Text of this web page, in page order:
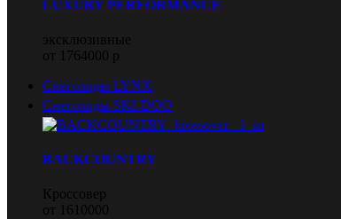
LUXURY PERFORMANCE
эксклюзивные
от 1764000 р
Снегоходы LYNX
Снегоходы SKI-DOO
BACKCOUNTRY
Кроссовер
от 1610000